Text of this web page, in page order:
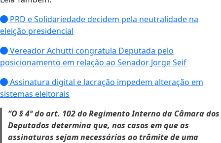
PRD e Solidariedade decidem pela neutralidade na
eleição presidencial
Vereador Achutti congratula Deputada pelo
posicionamento em relação ao Senador Jorge Seif
Assinatura digital e lacração impedem alteração em
sistemas eleitorais
“O § 4º do art. 102 do Regimento Interno da Câmara dos
Deputados determina que, nos casos em que as
assinaturas sejam necessárias ao trâmite de uma